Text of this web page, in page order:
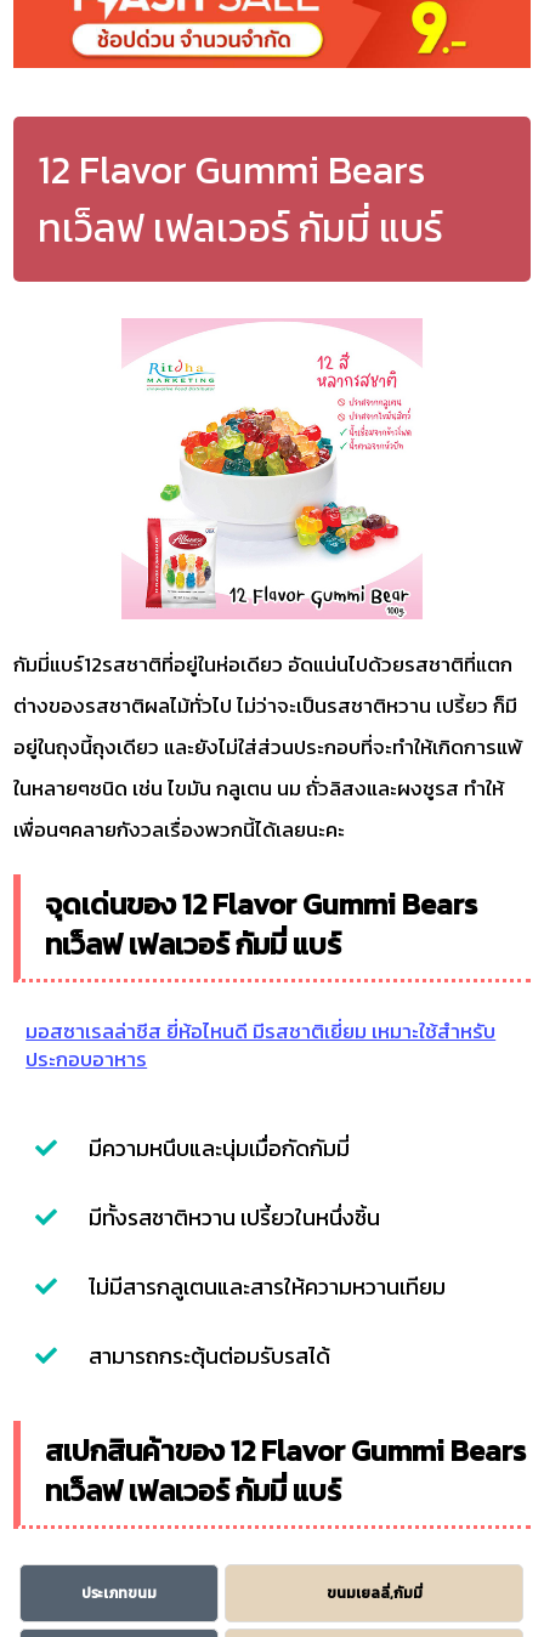
12 Flavor Gummi Bears
ทเว็ลฟ เฟลเวอร์ กัมมี่ แบร์
กัมมี่แบร์12รสชาติที่อยู่ในห่อเดียว อัดแน่นไปด้วยรสชาติที่แตก
ต่างของรสชาติผลไม้ทั่วไป ไม่ว่าจะเป็นรสชาติหวาน เปรี้ยว ก็มี
อยู่ในถุงนี้ถุงเดียว และยังไม่ใส่ส่วนประกอบที่จะทำให้เกิดการแพ้
ในหลายๆชนิด เช่น ไขมัน กลูเตน นม ถั่วลิสงและผงชูรส ทำให้
เพื่อนๆคลายกังวลเรื่องพวกนี้ได้เลยนะคะ
จุดเด่นของ 12 Flavor Gummi Bears
ทเว็ลฟ เฟลเวอร์ กัมมี่ แบร์
มอสซาเรลล่าชีส ยี่ห้อไหนดี มีรสชาติเยี่ยม เหมาะใช้สำหรับ
ประกอบอาหาร
มีความหนึบและนุ่มเมื่อกัดกัมมี่
มีทั้งรสชาติหวาน เปรี้ยวในหนึ่งชิ้น
ไม่มีสารกลูเตนและสารให้ความหวานเทียม
สามารถกระตุ้นต่อมรับรสได้
สเปกสินค้าของ 12 Flavor Gummi Bears
ทเว็ลฟ เฟลเวอร์ กัมมี่ แบร์
ประเภทขนม ขนมเยลลี่,กัมมี่